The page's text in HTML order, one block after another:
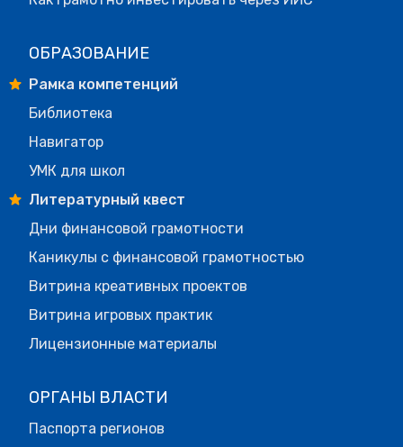
ОБРАЗОВАНИЕ
Рамка компетенций
Библиотека
Навигатор
УМК для школ
Литературный квест
Дни финансовой грамотности
Каникулы с финансовой грамотностью
Витрина креативных проектов
Витрина игровых практик
Лицензионные материалы
ОРГАНЫ ВЛАСТИ
Паспорта регионов